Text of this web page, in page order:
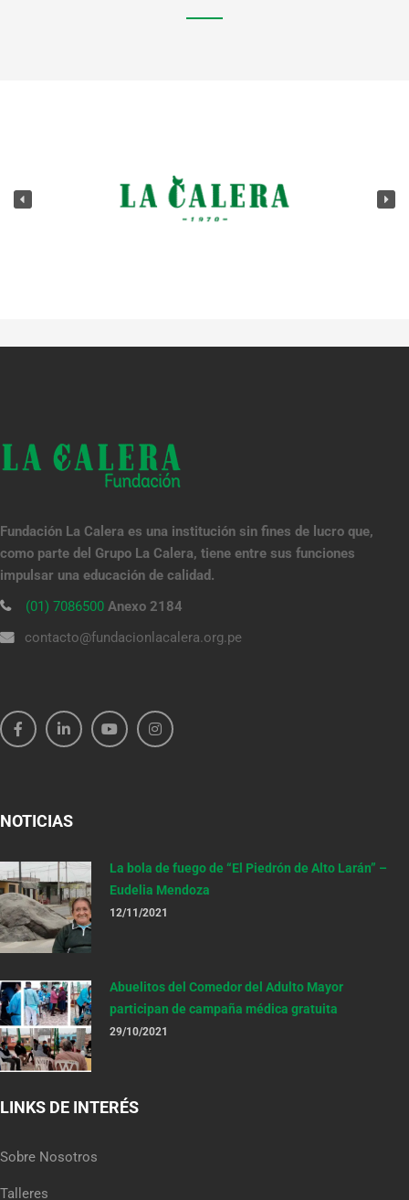
Fundación La Calera es una institución sin fines de lucro que,
como parte del Grupo La Calera, tiene entre sus funciones
impulsar una educación de calidad.
(01) 7086500 Anexo 2184
contacto@fundacionlacalera.org.pe
NOTICIAS
La bola de fuego de “El Piedrón de Alto Larán” –
Eudelia Mendoza
12/11/2021
Abuelitos del Comedor del Adulto Mayor
participan de campaña médica gratuita
29/10/2021
LINKS DE INTERÉS
Sobre Nosotros
Talleres